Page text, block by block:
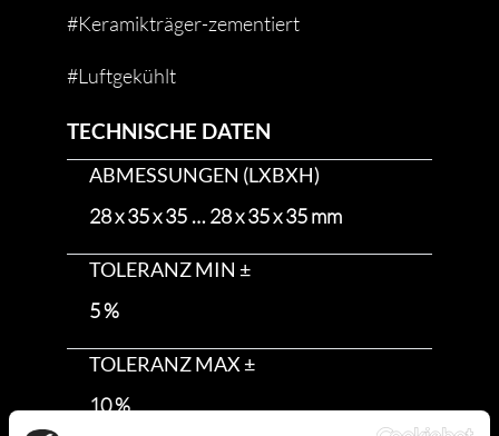
#Keramikträger-zementiert
#Luftgekühlt
TECHNISCHE DATEN
ABMESSUNGEN (LXBXH)
28 x 35 x 35 … 28 x 35 x 35 mm
TOLERANZ MIN ±
5 %
TOLERANZ MAX ±
10 %